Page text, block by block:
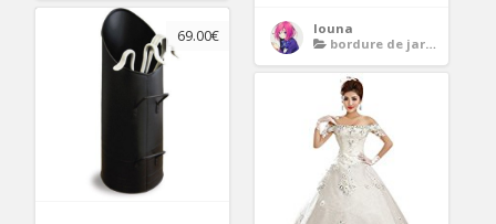
louna
bordure de jardin
69.00€